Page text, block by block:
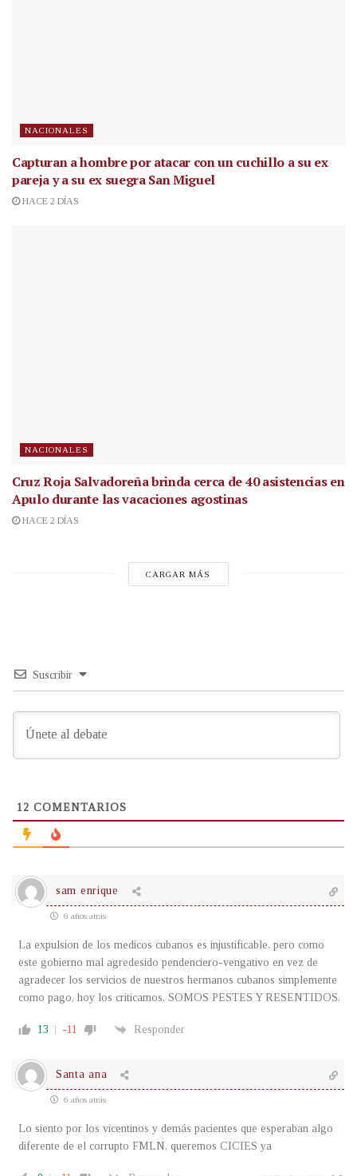
NACIONALES
Capturan a hombre por atacar con un cuchillo a su ex
pareja y a su ex suegra San Miguel
HACE 2 DÍAS
NACIONALES
Cruz Roja Salvadoreña brinda cerca de 40 asistencias en
Apulo durante las vacaciones agostinas
HACE 2 DÍAS
CARGAR MÁS
Suscribir
12 COMENTARIOS
sam enrique
6 años atrás
La expulsion de los medicos cubanos es injustificable, pero como
este gobierno mal agredesido pendenciero-vengativo en vez de
agradecer los servicios de nuestros hermanos cubanos simplemente
como pago, hoy los criticamos, SOMOS PESTES Y RESENTIDOS.
13 -11 Responder
Santa ana
6 años atrás
Lo siento por los vicentinos y demás pacientes que esperaban algo
diferente de el corrupto FMLN, queremos CICIES ya